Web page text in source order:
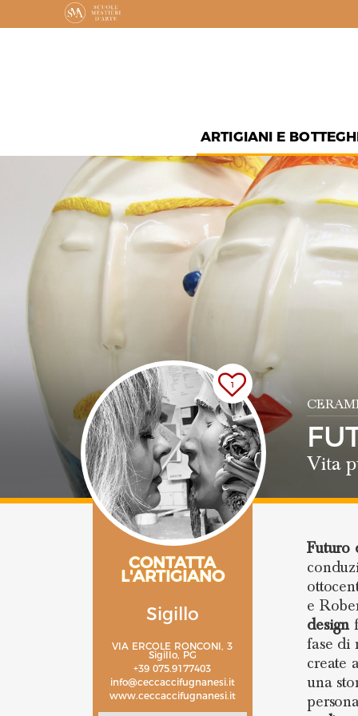
ARTIGIANI E
1
CONTATTA
L'ARTIGIANO
Sigillo
VIA ERCOLE RONCONI, 3
Sigillo, PG
+39 075.9177403
info@ceccaccifugnanesi.it
www.ceccaccifugnanesi.it
Vita
Futuro
e
design
fase di
create
una